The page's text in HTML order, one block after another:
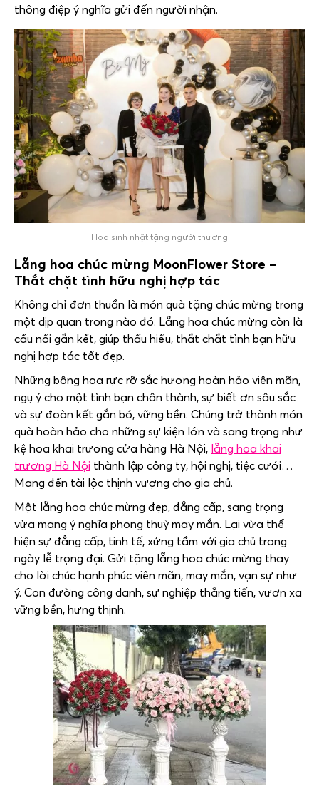
thông điệp ý nghĩa gửi đến người nhận.
Hoa sinh nhật tặng người thương
Lẵng hoa chúc mừng MoonFlower Store –
Thắt chặt tình hữu nghị hợp tác
Không chỉ đơn thuần là món quà tặng chúc mừng trong
một dịp quan trong nào đó. Lẵng hoa chúc mừng còn là
cầu nối gắn kết, giúp thấu hiểu, thắt chắt tình bạn hữu
nghị hợp tác tốt đẹp.
Những bông hoa rực rỡ sắc hương hoàn hảo viên mãn,
ngụ ý cho một tình bạn chân thành, sự biết ơn sâu sắc
và sự đoàn kết gắn bó, vững bền. Chúng trở thành món
quà hoàn hảo cho những sự kiện lớn và sang trọng như
kệ hoa khai trương cửa hàng Hà Nội, lẵng hoa khai
trương Hà Nội thành lập công ty, hội nghị, tiệc cưới…
Mang đến tài lộc thịnh vượng cho gia chủ.
Một lẵng hoa chúc mừng đẹp, đẳng cấp, sang trọng
vừa mang ý nghĩa phong thuỷ may mắn. Lại vừa thể
hiện sự đẳng cấp, tinh tế, xứng tầm với gia chủ trong
ngày lễ trọng đại. Gửi tặng lẵng hoa chúc mừng thay
cho lời chúc hạnh phúc viên mãn, may mắn, vạn sự như
ý. Con đường công danh, sự nghiệp thẳng tiến, vươn xa
vững bền, hưng thịnh.